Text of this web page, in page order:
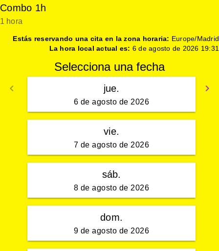
Combo 1h
1 hora
Estás reservando una cita en la zona horaria: Europe/Madrid
La hora local actual es: 6 de agosto de 2026 19:31
Selecciona una fecha
keyboard_arrow_left
Volver
keyboard_arrow_right
jue.
6 de agosto de 2026
vie.
7 de agosto de 2026
sáb.
8 de agosto de 2026
dom.
9 de agosto de 2026